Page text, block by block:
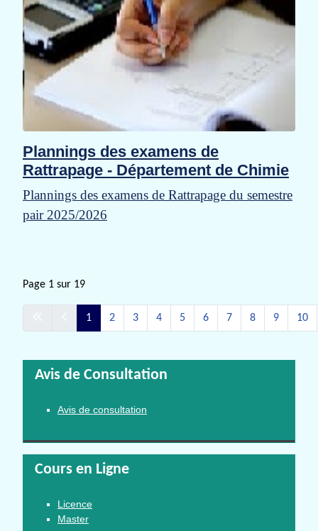
Avis de Consultation
Avis de consultation
Cours en Ligne
Licence
Master
Plannings des examens de
Rattrapage - Département de Chimie
Plannings des examens de Rattrapage du semestre
pair 2025/2026
Page 1 sur 19
1 2 3 4 5 6 7 8 9 10